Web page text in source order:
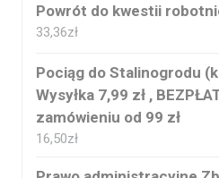
Powrót do kwestii
33,36zł
Pociąg do Stalinogrodu
Wysyłka 7,99 zł ,
zamówieniu od 99 zł
16,50zł